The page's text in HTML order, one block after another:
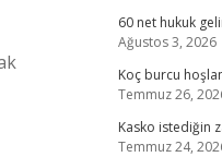
60 net hukuk
Ağustos 3, 2026
Koç burcu
Temmuz 26,
Kasko istediğin
Temmuz 24,